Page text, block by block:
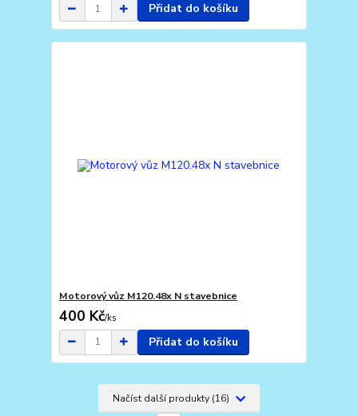
Přidat do košíku
Motorový vůz M120.48x N stavebnice
400 Kč/ks
Přidat do košíku
Načíst další produkty (16)